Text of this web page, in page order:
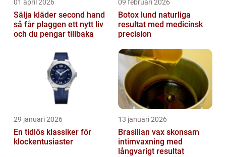
01 april 2026
Sälja kläder second hand
så får plaggen ett nytt liv
och du pengar tillbaka
09 februari 2026
Botox lund naturliga
resultat med medicinsk
precision
29 januari 2026
En tidlös klassiker för
klockentusiaster
13 januari 2026
Brasilian vax skonsam
intimvaxning med
långvarigt resultat